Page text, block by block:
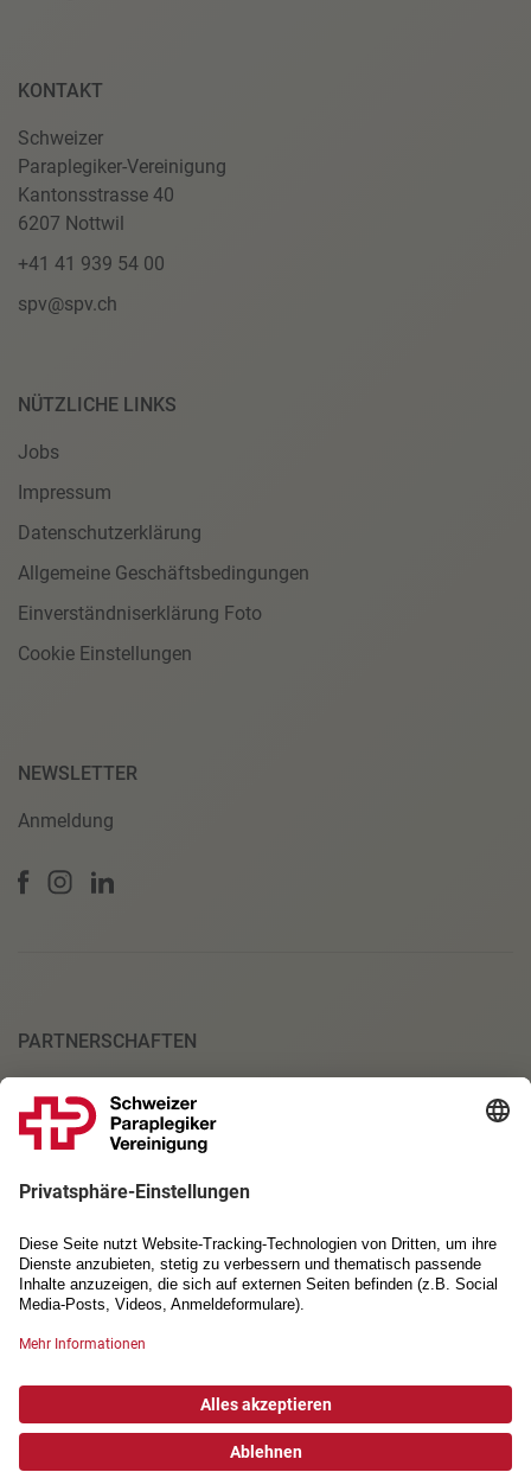
KONTAKT
Schweizer
Paraplegiker-Vereinigung
Kantonsstrasse 40
6207 Nottwil
+41 41 939 54 00
spv@spv.ch
NÜTZLICHE LINKS
Jobs
Impressum
Datenschutzerklärung
Allgemeine Geschäftsbedingungen
Einverständniserklärung Foto
Cookie Einstellungen
NEWSLETTER
Anmeldung
PARTNERSCHAFTEN